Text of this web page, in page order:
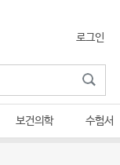
로그인
보건의학 수험서